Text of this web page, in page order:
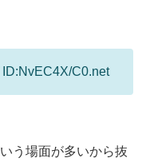
C0.net
う場面が多いから抜